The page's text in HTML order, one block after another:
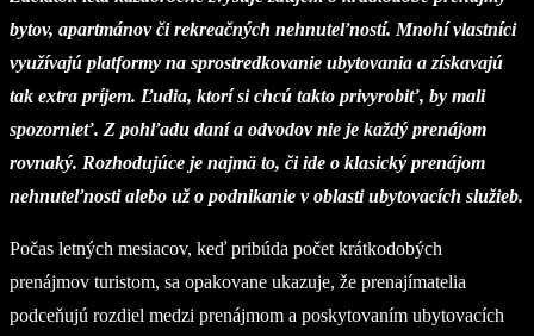
bytov, apartmánov či rekreačných nehnuteľností. Mnohí vlastníci
využívajú platformy na sprostredkovanie ubytovania a získavajú
tak extra príjem. Ľudia, ktorí si chcú takto privyrobiť, by mali
spozornieť. Z pohľadu daní a odvodov nie je každý prenájom
rovnaký. Rozhodujúce je najmä to, či ide o klasický prenájom
nehnuteľnosti alebo už o podnikanie v oblasti ubytovacích služieb.
Počas letných mesiacov, keď pribúda počet krátkodobých
prenájmov turistom, sa opakovane ukazuje, že prenajímatelia
podceňujú rozdiel medzi prenájmom a poskytovaním ubytovacích